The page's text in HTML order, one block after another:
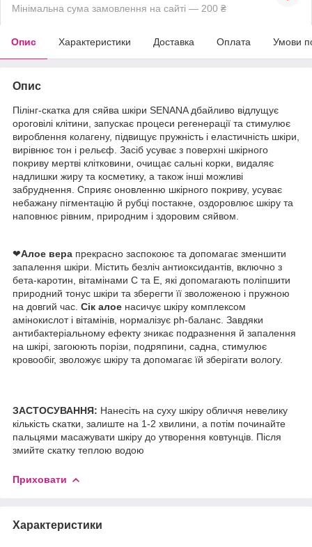
Мінімальна сума замовлення на сайті — 200 ₴
Опис Характеристики Доставка Оплата Умови
Опис
Пілінг-скатка для сяйва шкіри SENANA дбайливо відлущує
ороговілі клітини, запускає процеси регенерації та стимулює
вироблення колагену, підвищує пружність і еластичність шкіри,
вирівнює тон і рельєф. Засіб усуває з поверхні шкірного
покриву мертві клітковини, очищає сальні корки, видаляє
надлишки жиру та косметику, а також інші можливі
забруднення. Сприяє оновленню шкірного покриву, усуває
небажану пігментацію й рубці постакне, оздоровлює шкіру та
наповнює рівним, природним і здоровим сяйвом.
❤Алое вера прекрасно заспокоює та допомагає зменшити
запалення шкіри. Містить безліч антиоксидантів, включно з
бета-каротин, вітамінами С та Е, які допомагають поліпшити
природний тонус шкіри та зберегти її зволоженою і пружною
на довгий час. Сік алое насичує шкіру комплексом
амінокислот і вітамінів, нормалізує ph-баланс. Завдяки
антибактеріальному ефекту зникає подразнення й запалення
на шкірі, загоюють порізи, подряпини, садна, стимулює
кровообіг, зволожує шкіру та допомагає їй зберігати вологу.
ЗАСТОСУВАННЯ: Нанесіть на суху шкіру обличчя невелику
кількість скатки, залиште на 1-2 хвилини, а потім починайте
пальцями масажувати шкіру до утворення ковтунців. Після
змийте скатку теплою водою
Приховати
Характеристики